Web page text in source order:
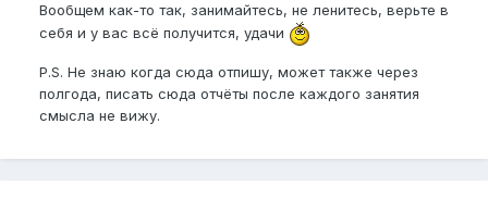
Вообщем как-то так, занимайтесь, не ленитесь, верьте в
себя и у вас всё получится, удачи
P.S. Не знаю когда сюда отпишу, может также через
полгода, писать сюда отчёты после каждого занятия
смысла не вижу.